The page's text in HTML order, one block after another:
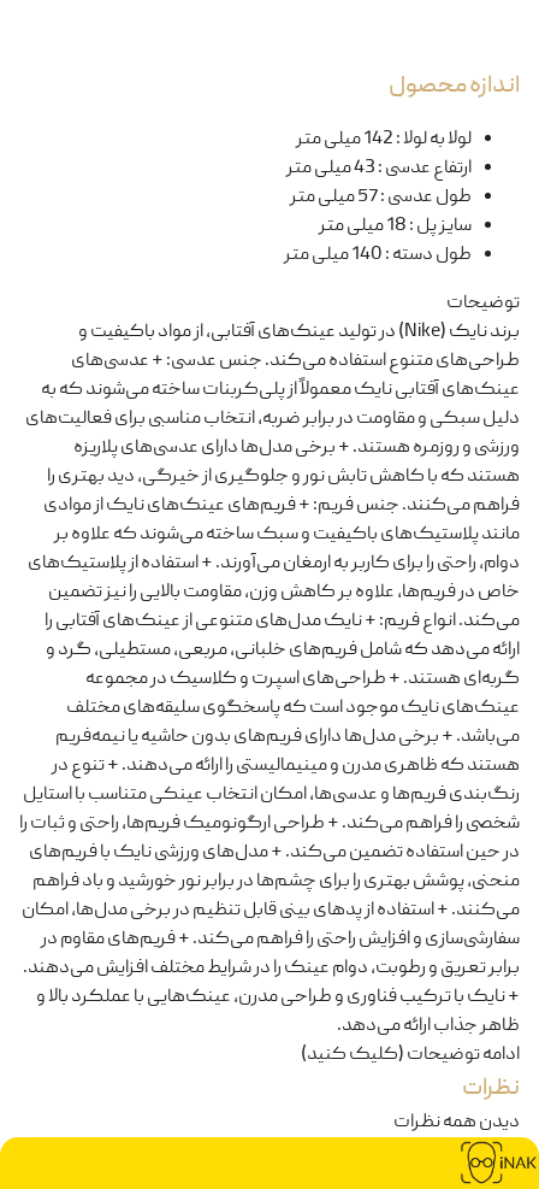
اندازه محصول
لولا به لولا:142 میلی متر
ارتفاع عدسی:43 میلی متر
طول عدسی:57 میلی متر
سایز پل:18 میلی متر
طول دسته:140 میلی متر
توضیحات
برند نایک (Nike) در تولید عینک‌های آفتابی، از مواد باکیفیت و
طراحی‌های متنوع استفاده می‌کند. جنس عدسی: + عدسی‌های
عینک‌های آفتابی نایک معمولاً از پلی‌کربنات ساخته می‌شوند که به
دلیل سبکی و مقاومت در برابر ضربه، انتخاب مناسبی برای فعالیت‌های
ورزشی و روزمره هستند. + برخی مدل‌ها دارای عدسی‌های پلاریزه
هستند که با کاهش تابش نور و جلوگیری از خیرگی، دید بهتری را
فراهم می‌کنند. جنس فریم: + فریم‌های عینک‌های نایک از موادی
مانند پلاستیک‌های باکیفیت و سبک ساخته می‌شوند که علاوه بر
دوام، راحتی را برای کاربر به ارمغان می‌آورند. + استفاده از پلاستیک‌های
خاص در فریم‌ها، علاوه بر کاهش وزن، مقاومت بالایی را نیز تضمین
می‌کند. انواع فریم: + نایک مدل‌های متنوعی از عینک‌های آفتابی را
ارائه می‌دهد که شامل فریم‌های خلبانی، مربعی، مستطیلی، گرد و
گربه‌ای هستند. + طراحی‌های اسپرت و کلاسیک در مجموعه
عینک‌های نایک موجود است که پاسخگوی سلیقه‌های مختلف
می‌باشد. + برخی مدل‌ها دارای فریم‌های بدون حاشیه یا نیمه‌فریم
هستند که ظاهری مدرن و مینیمالیستی را ارائه می‌دهند. + تنوع در
رنگ‌بندی فریم‌ها و عدسی‌ها، امکان انتخاب عینکی متناسب با استایل
شخصی را فراهم می‌کند. + طراحی ارگونومیک فریم‌ها، راحتی و ثبات را
در حین استفاده تضمین می‌کند. + مدل‌های ورزشی نایک با فریم‌های
منحنی، پوشش بهتری را برای چشم‌ها در برابر نور خورشید و باد فراهم
می‌کنند. + استفاده از پدهای بینی قابل تنظیم در برخی مدل‌ها، امکان
سفارشی‌سازی و افزایش راحتی را فراهم می‌کند. + فریم‌های مقاوم در
برابر تعریق و رطوبت، دوام عینک را در شرایط مختلف افزایش می‌دهند.
+ نایک با ترکیب فناوری و طراحی مدرن، عینک‌هایی با عملکرد بالا و
ظاهر جذاب ارائه می‌دهد.
ادامه توضیحات (کلیک کنید)
نظرات
دیدن همه نظرات